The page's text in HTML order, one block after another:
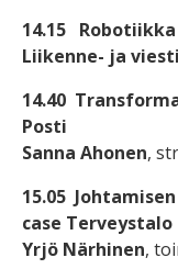
14.15
Liikenne- ja
14.40
Posti
Sanna Ahonen,
15.05
case Terveystalo
Yrjö Närhinen,